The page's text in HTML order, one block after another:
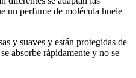
un perfume de molécula huele
y suaves y están protegidas de
absorbe rápidamente y no se